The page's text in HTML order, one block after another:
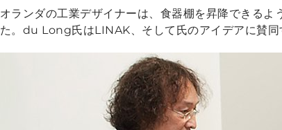
オランダの工業デザイナーは、食器棚を昇降できる
た。du Long氏はLINAK、そして氏のアイデアに賛同